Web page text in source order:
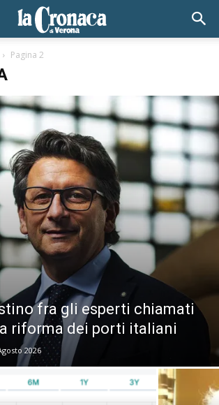
Pagina 2
fra gli esperti chiamati
riforma dei porti italiani
2026